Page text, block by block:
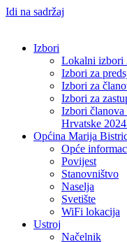
Idi na sadržaj
Izbori
Lokalni izbori
Izbori za
Izbori za
Izbori za
Izbori članova
Hrvatske
Općina Marija
Opće
Povijest
Stanovništvo
Naselja
Svetište
WiFi lokacija
Ustroj
Načelnik